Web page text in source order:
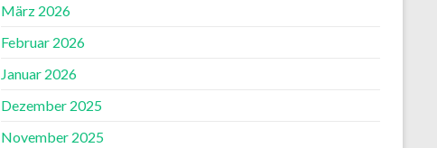
März 2026
Februar 2026
Januar 2026
Dezember 2025
November 2025